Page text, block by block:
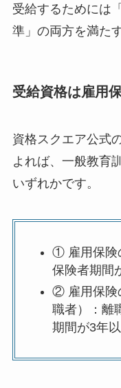
受給するためには
準」の両方を満た
受給資格は雇用
資格スクエア公式
よれば、一般教育
いずれかです。
① 雇用保険
保険者期間
② 雇用保険
職者）：離
期間が3年